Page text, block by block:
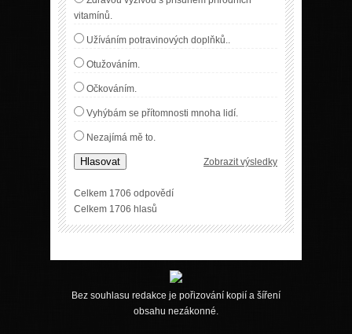
vitamínů.
Užíváním potravinových doplňků..
Otužováním.
Očkováním.
Vyhýbám se přítomnosti mnoha lidí.
Nezajímá mě to.
Hlasovat Zobrazit výsledky
Celkem 1706 odpovědí
Celkem 1706 hlasů
Bez souhlasu redakce je pořizování kopií a šíření
obsahu nezákonné.